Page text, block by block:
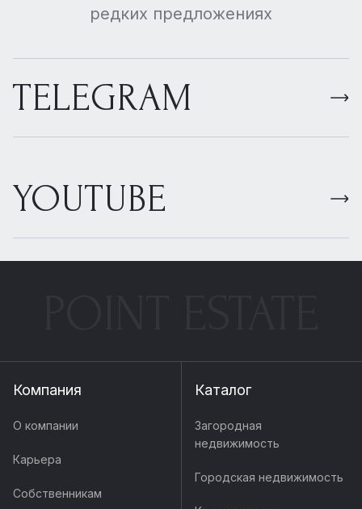
редких предложениях
TELEGRAM
YOUTUBE
Компания
О компании
Карьера
Собственникам
Каталог
Загородная
недвижимость
Городская недвижимость